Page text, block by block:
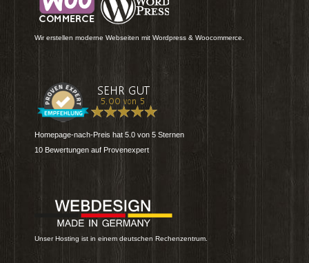
Wir erstellen moderne Webseiten mit Wordpress & Woocommerce.
Homepage-nach-Preis hat 5.0 von 5 Sternen
10 Bewertungen auf Provenexpert
Unser Hosting ist in einem deutschen Rechenzentrum.